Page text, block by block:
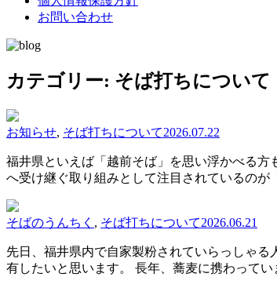
お問い合わせ
カテゴリー: そば打ちについて
お知らせ, そば打ちについて2026.07.22
福井県といえば「越前そば」を思い浮かべる
へ受け継ぐ取り組みとして注目されているの
そばのうんちく , そば打ちについて2026.06.21
先日、福井県内で自家製粉されていらっしゃ
有したいと思います。 長年、蕎麦に携わって